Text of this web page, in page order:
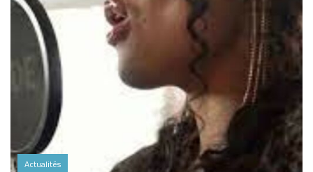
Actualités